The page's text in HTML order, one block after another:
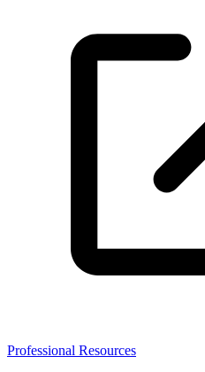
Professional Resources